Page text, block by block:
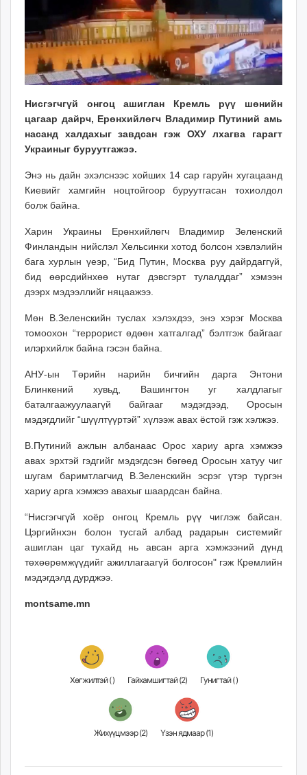
mnb.mn
Livetv.mn
Eguur.mn
24tsag.mn
ergelt.mn
zarig.mn
zuv.mn
mminfo.mn
urlag.mn
unen.mn
asu.mn
shudarga.mn
unuudur.mn
isee.mn
mglradio.com
fact.mn
itoim.mn
tumen.mn
shuum.mn
times.mn
tvmongolia.mn
mass.mn
unegui.mn
paparazzi.mn
unread.today
Нисгэгчгүй онгоц ашиглан Кремль рүү шөнийн
цагаар дайрч, Ерөнхийлөгч Владимир Путиний амь
насанд халдахыг завдсан гэж ОХУ лхагва гарагт
Украиныг буруутгажээ.
Энэ нь дайн эхэлснээс хойших 14 сар гаруйн хугацаанд
Киевийг хамгийн ноцтойгоор буруутгасан тохиолдол
болж байна.
Харин Украины Ерөнхийлөгч Владимир Зеленский
Финландын нийслэл Хельсинки хотод болсон хэвлэлийн
бага хурлын үеэр, “Бид Путин, Москва руу дайрдаггүй,
бид өөрсдийнхөө нутаг дэвсгэрт тулалддаг” хэмээн
дээрх мэдээллийг няцаажээ.
Мөн В.Зеленскийн туслах хэлэхдээ, энэ хэрэг Москва
томоохон “террорист өдөөн хатгалгад” бэлтгэж байгааг
илэрхийлж байна гэсэн байна.
АНУ-ын Төрийн нарийн бичгийн дарга Энтони
Блинкений хувьд, Вашингтон уг халдлагыг
баталгаажуулаагүй байгааг мэдэгдээд, Оросын
мэдэгдлийг “шүүлтүүртэй” хүлээж авах ёстой гэж хэлжээ.
В.Путиний ажлын албанаас Орос хариу арга хэмжээ
авах эрхтэй гэдгийг мэдэгдсэн бөгөөд Оросын хатуу чиг
шугам баримтлагчид В.Зеленскийн эсрэг үтэр түргэн
хариу арга хэмжээ авахыг шаардсан байна.
“Нисгэгчгүй хоёр онгоц Кремль рүү чиглэж байсан.
Цэргийнхэн болон тусгай албад радарын системийг
ашиглан цаг тухайд нь авсан арга хэмжээний дүнд
төхөөрөмжүүдийг ажиллагаагүй болгосон" гэж Кремлийн
мэдэгдэлд дурджээ.
montsame.mn
Хөгжилтэй () Гайхамшигтай (2) Гунигтай ()
Жихүүцмээр (2) Үзэн ядмаар (1)